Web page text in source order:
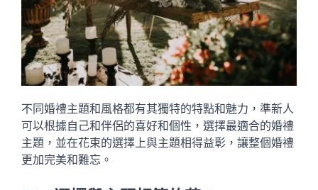
不同婚禮主題和風格都有其獨特的特點和魅力，準新人
可以根據自己和伴侶的喜好和個性，選擇最適合的婚禮
主題，並在花束的選擇上與主題相得益彰，讓整個婚禮
更加完美和難忘。